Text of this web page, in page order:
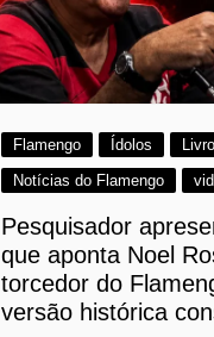
Flamengo Ídolos
Notícias do Flamengo
Pesquisador
que aponta Noel
torcedor do
versão histórica